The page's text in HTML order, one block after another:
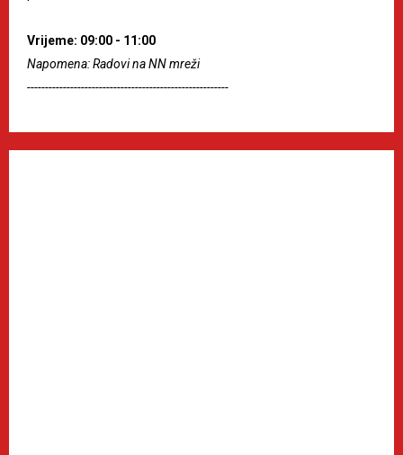
Vrijeme: 09:00 - 11:00
Napomena: Radovi na NN mreži
--------------------------------------------------------